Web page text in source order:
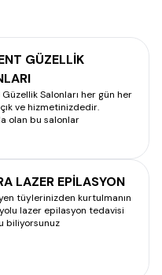
GÜZELLİK
Güzellik Salonları her gün her
ve hizmetinizdedir.
olan bu salonlar
LAZER EPİLASYON
tüylerinizden kurtulmanın
lazer epilasyon tedavisi
biliyorsunuz